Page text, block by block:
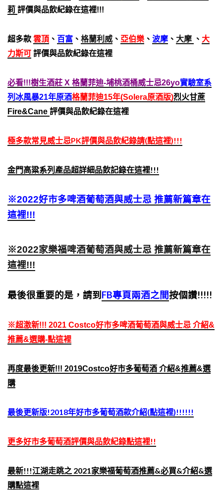
莉 評價與品飲紀錄在這裡!!!
超多款 雲頂 、 百富 、 格蘭利威 、 亞伯樂 、 波摩 、 大摩 、 大
力斯可 評價與品飲紀錄在這裡
必看!!!樹生酒莊 X 格蘭菲迪-埔桃酒桶威士忌26yo實驗室系
列冰風暴21年原酒格蘭菲迪15年(Solera原酒版)烈火甘蔗
Fire&Cane 評價與品飲紀錄在這裡
極多款常見威士忌PK評價與品飲紀錄請(點這裡)!!!
金門高粱系列產品超詳細品飲記錄在這裡!!!
※2022好市多啤酒葡萄酒與威士忌 推薦新篇章在
這裡!!!
※2022家樂福啤酒葡萄酒與威士忌 推薦新篇章在
這裡!!!
最後很重要的是，請到 FB專頁兩酒之間按個讚!!!!!
※超激新!!! 2021 Costco好市多啤酒葡萄酒與威士忌 介紹&
推薦&選購-點這裡
再度最後更新!!! 2019Costco好市多葡萄酒 介紹&推薦&選
購
最後更新版!2018年好市多葡萄酒款介紹(點這裡)!!!!!!
更多好市多葡萄酒評價與品飲紀錄點這裡!!
最新!!!江湖走跳之 2021家樂福葡萄酒推薦&必買&介紹&選
購點這裡